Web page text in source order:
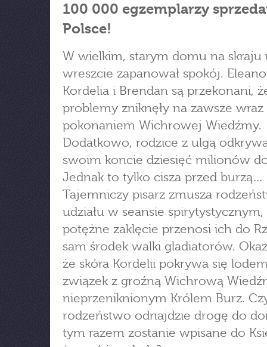
100 000 egzemplarzy
Polsce!
W wielkim, starym domu na skraju
wreszcie zapanował spokój.
Kordelia i Brendan są przekonani,
problemy zniknęły na zawsze wraz
pokonaniem Wichrowej Wiedźmy.
Dodatkowo, rodzice z ulgą
swoim koncie dziesięć milionów
Jednak to tylko cisza przed burzą…
Tajemniczy pisarz zmusza
udziału w seansie spirytystycznym,
potężne zaklęcie przenosi ich do
sam środek walki gladiatorów.
że skóra Kordelii pokrywa się
związek z groźną Wichrową
nieprzeniknionym Królem Burz.
rodzeństwo odnajdzie drogę do
tym razem zostanie wpisane do